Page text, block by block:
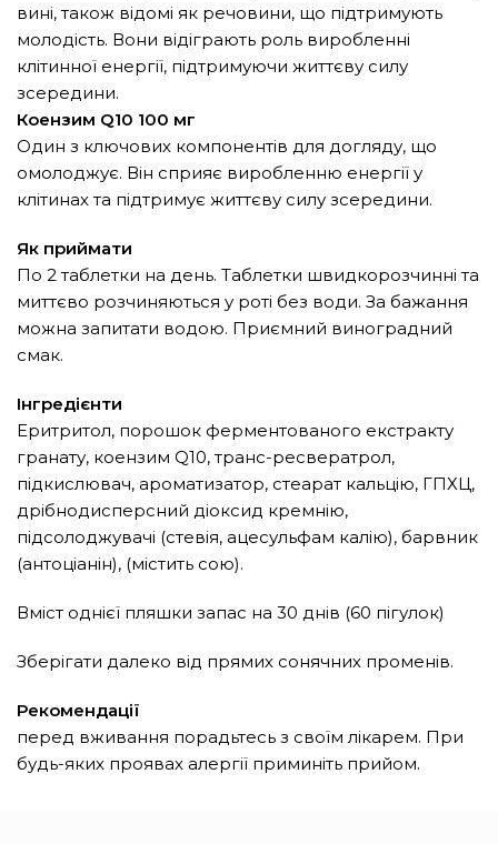
вині, також відомі як речовини, що підтримують
молодість. Вони відіграють роль виробленні
клітинної енергії, підтримуючи життєву силу
зсередини.
Коензим Q10 100 мг
Один з ключових компонентів для догляду, що
омолоджує. Він сприяє виробленню енергії у
клітинах та підтримує життєву силу зсередини.
Як приймати
По 2 таблетки на день. Таблетки швидкорозчинні та
миттєво розчиняються у роті без води. За бажання
можна запитати водою. Приємний виноградний
смак.
Інгредієнти
Еритритол, порошок ферментованого екстракту
гранату, коензим Q10, транс-ресвератрол,
підкислювач, ароматизатор, стеарат кальцію, ГПХЦ,
дрібнодисперсний діоксид кремнію,
підсолоджувачі (стевія, ацесульфам калію), барвник
(антоціанін), (містить сою).
Вміст однієї пляшки запас на 30 днів (60 пігулок)
Зберігати далеко від прямих сонячних променів.
Рекомендації
перед вживання порадьтесь з своїм лікарем. При
будь-яких проявах алергії приминіть прийом.